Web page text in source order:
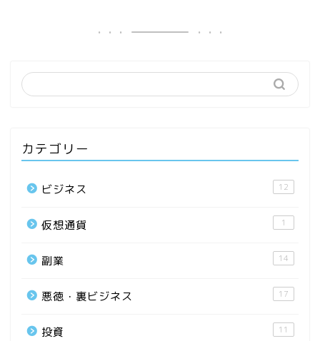
カテゴリー
ビジネス 12
仮想通貨 1
副業 14
悪徳・裏ビジネス 17
投資 11